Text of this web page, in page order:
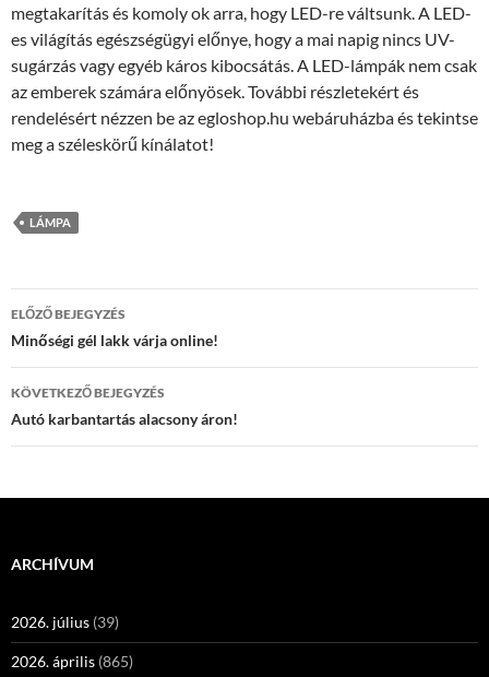
megtakarítás és komoly ok arra, hogy LED-re váltsunk. A LED-
es világítás egészségügyi előnye, hogy a mai napig nincs UV-
sugárzás vagy egyéb káros kibocsátás. A LED-lámpák nem csak
az emberek számára előnyösek. További részletekért és
rendelésért nézzen be az egloshop.hu webáruházba és tekintse
meg a széleskörű kínálatot!
LÁMPA
Bejegyzés
navigáció
ELŐZŐ BEJEGYZÉS
Minőségi gél lakk várja online!
KÖVETKEZŐ BEJEGYZÉS
Autó karbantartás alacsony áron!
ARCHÍVUM
2026. július (39)
2026. április (865)